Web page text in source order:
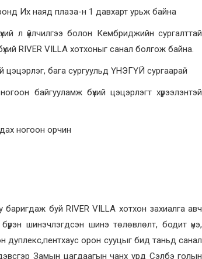
Их наяд плаза-н 1 давхарт урьж байна
л үйлчилгээ болон Кембриджийн сургалттай
RIVER VILLA хотхоныг санал болгож байна.
цэцэрлэг, бага сургуульд ҮНЭГҮЙ сургаарай
байгууламж бүхий цэцэрлэгт хүрээлэнтэй
ногоон орчин
буй RIVER VILLA хотхон захиалга авч
шинэчлэгдсэн шинэ төлөвлөлт, бодит үнэ,
дуплекс,пентхаус орон сууцыг бид таньд санал
Замын цагдаагын чанх урд Сэлбэ голын